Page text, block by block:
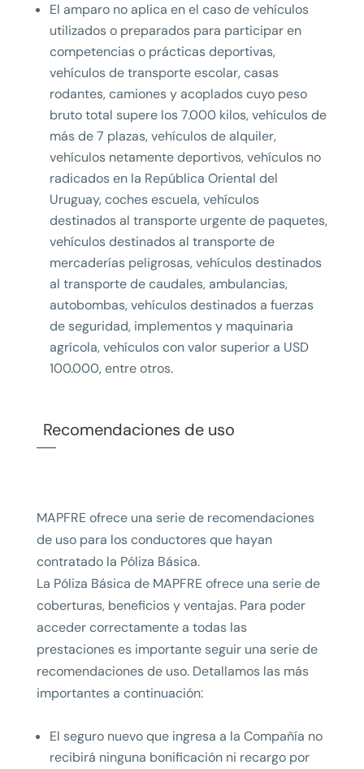
El amparo no aplica en el caso de vehículos
utilizados o preparados para participar en
competencias o prácticas deportivas,
vehículos de transporte escolar, casas
rodantes, camiones y acoplados cuyo peso
bruto total supere los 7.000 kilos, vehículos de
más de 7 plazas, vehículos de alquiler,
vehículos netamente deportivos, vehículos no
radicados en la República Oriental del
Uruguay, coches escuela, vehículos
destinados al transporte urgente de paquetes,
vehículos destinados al transporte de
mercaderías peligrosas, vehículos destinados
al transporte de caudales, ambulancias,
autobombas, vehículos destinados a fuerzas
de seguridad, implementos y maquinaria
agrícola, vehículos con valor superior a USD
100.000, entre otros.
Recomendaciones de uso
MAPFRE ofrece una serie de recomendaciones
de uso para los conductores que hayan
contratado la Póliza Básica.
La Póliza Básica de MAPFRE ofrece una serie de
coberturas, beneficios y ventajas. Para poder
acceder correctamente a todas las
prestaciones es importante seguir una serie de
recomendaciones de uso. Detallamos las más
importantes a continuación:
El seguro nuevo que ingresa a la Compañía no
recibirá ninguna bonificación ni recargo por